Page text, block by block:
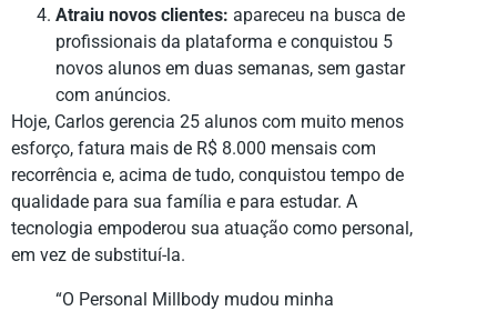
Atraiu novos clientes: apareceu na busca de
profissionais da plataforma e conquistou 5
novos alunos em duas semanas, sem gastar
com anúncios.
Hoje, Carlos gerencia 25 alunos com muito menos
esforço, fatura mais de R$ 8.000 mensais com
recorrência e, acima de tudo, conquistou tempo de
qualidade para sua família e para estudar. A
tecnologia empoderou sua atuação como personal,
em vez de substituí-la.
“O Personal Millbody mudou minha